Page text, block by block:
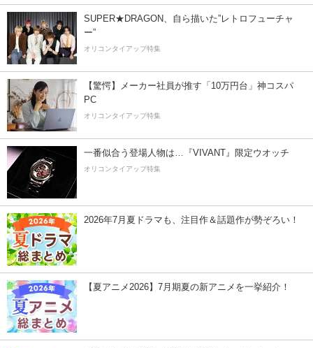
SUPER★DRAGON、自ら描いた”レトロフューチャ
ー”
オリコンタイアップ特集
【驚愕】メーカー社員が推す「10万円台」神コスパ
PC
オリコンタイアップ特集
一番似合う登場人物は…『VIVANT』限定ウオッチ
オリコンタイアップ特集
2026年7月夏ドラマも、注目作＆話題作が勢ぞろい！
【夏アニメ2026】7月期夏の新アニメを一挙紹介！